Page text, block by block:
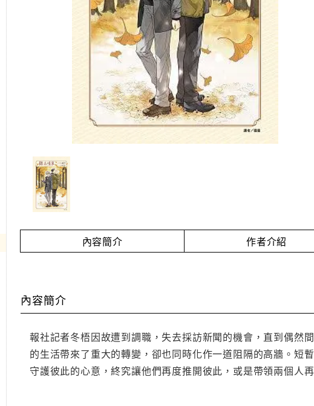
內容簡介 作者介紹
內容簡介
報社記者冬梧因故遭到調職，失去採訪新聞的機會，直到偶然
的生活帶來了重大的轉變，卻也同時化作一道阻隔的高牆。短
守護彼此的心意，終究讓他們再度推開彼此，或是帶領兩個人